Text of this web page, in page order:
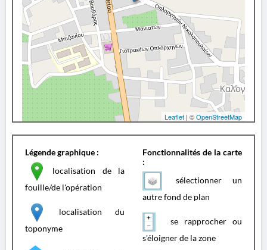
Leaflet | ©OpenStreetMap
Légende graphique :
localisation de la
fouille/de l'opération
localisation du
toponyme
Fonctionnalités de la carte
:
sélectionner un
autre fond de plan
se rapprocher ou
s'éloigner de la zone